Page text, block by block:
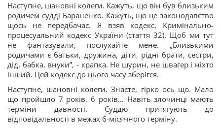
Наступне, шановні колеги. Кажуть, що він був близьким
родичем судді Бараненко. Кажуть, що це законодавство
щось не передбачає. Я взяв кодекс, Кримінально-
процесуальний кодекс України (стаття 32). Щоб ми тут
не фантазували, послухайте мене. „Близькими
родичами є батьки, дружина, діти, рідні брати, сестри,
дід, бабка, внуки”, - крапка. Не шурин, не швагер і ніхто
інший. Цей кодекс до цього часу зберігся.
Наступне, шановні колеги. Знаєте, гірко ось що. Мало
що пройшло 7 років, 6 років… Навіть злочинці мають
терміни давності. Суддю притягують до
відповідальності в межах 6-місячного терміну.